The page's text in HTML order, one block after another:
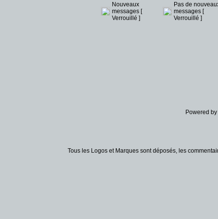
Nouveaux
messages [
Verrouillé ]
Pas de
messages [
Verrouillé ]
Powered by
Tous les Logos et Marques sont déposés, les